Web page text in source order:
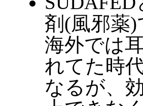
剤(風邪薬
海外では
れてた時
なるが、